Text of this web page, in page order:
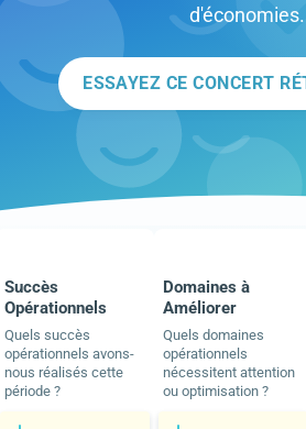
d'économies.
ESSAYEZ CE CONCERT
Succès
Opérationnels
Quels succès
opérationnels avons-
nous réalisés cette
période ?
Domaines à
Améliorer
Quels domaines
opérationnels
nécessitent attention
ou optimisation ?